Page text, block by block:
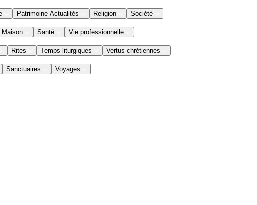
Patrimoine Actualités Religion Société
Maison Santé Vie professionnelle
Rites Temps liturgiques Vertus chrétiennes
Sanctuaires Voyages